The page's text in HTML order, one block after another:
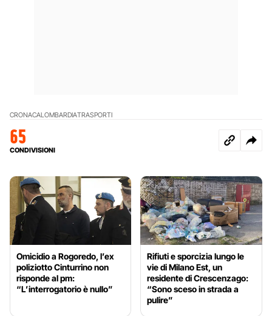
CRONACALOMBARDIATRASPORTI
65
CONDIVISIONI
Omicidio a Rogoredo, l’ex
poliziotto Cinturrino non
risponde al pm:
“L’interrogatorio è nullo”
Rifiuti e sporcizia lungo le
vie di Milano Est, un
residente di Crescenzago:
“Sono sceso in strada a
pulire”